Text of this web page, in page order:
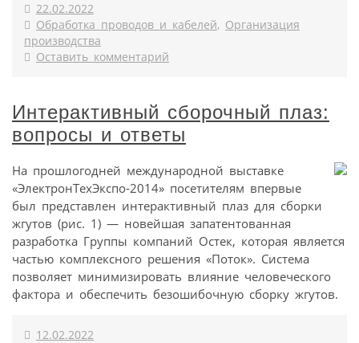
22.02.2022
Обработка проводов и кабелей, Организация
производства
Оставить комментарий
Интерактивный сборочный плаз:
вопросы и ответы
На прошлогодней международной выставке
«ЭлектронТехЭкспо‑2014» посетителям впервые
был представлен интерактивный плаз для сборки
жгутов (рис. 1) — новейшая запатентованная
разработка Группы компаний Остек, которая является
частью комплексного решения «Поток». Система
позволяет минимизировать влияние человеческого
фактора и обеспечить безошибочную сборку жгутов.
12.02.2022